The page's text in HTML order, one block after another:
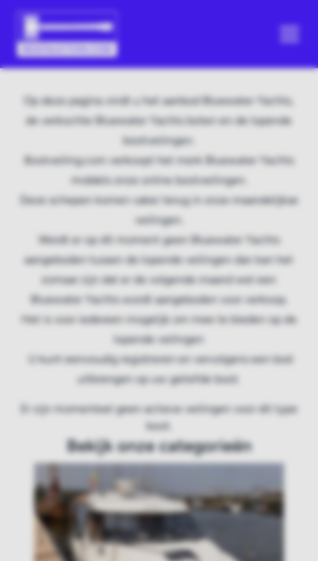
Op deze pagina vindt u het aanbod Bluewater Yachts,
de verkochte Bluewater Yachts boten en de lopende
bootveilingen.
Bootveiling.com verkoopt het merk Bluewater Yachts
middels onze online bootveilingen.
Deze schepen komen vaker terug in onze maandelijkse
veilingen.
Wordt er op dit moment geen Bluewater Yachts
aangeboden tussen de lopende veilingen dan kan het
zomaar zijn dat er de volgende maand wel een
Bluewater Yachts wordt aangeboden voor verkoop.
Het is voor iedereen mogelijk om mee te bieden op de
lopende veilingen
U kunt eenvoudig registreren en vervolgens een bod
uitbrengen op uw geliefde boot.
Er zijn momenteel geen actieve veilingen voor dit type
boot.
Bekijk onze categorieën